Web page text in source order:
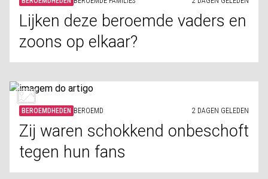
Lijken deze beroemde vaders en
zoons op elkaar?
BEROEMDHEDEN BEROEMD 2 DAGEN GELEDEN
Zij waren schokkend onbeschoft
tegen hun fans